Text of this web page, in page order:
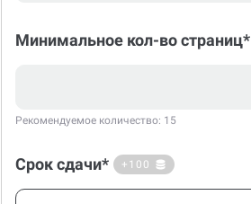
Минимальное кол-во страниц*
Рекомендуемое количество: 15
Срок сдачи* +100